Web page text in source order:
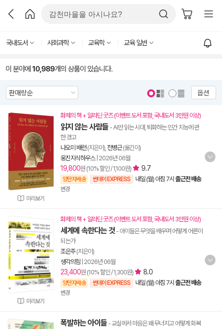
국내도서 사회과학 교육학 교육 일반
이 분야에 10,989개의 상품이 있습니다.
옵션
미리보기
화제의 책 + 알라딘 굿즈 (이벤트 도서 포함, 국내도서 3만원 이상)
읽지 않는 사람들 - AI만 읽는 시대, 퇴화하는 인간 지능에 관
한 경고
나오미 배런(지은이), 전병근(옮긴이)
웅진지식하우스| 2026년 06월
19,800원 (10% 할인 / 1,100원) 9.7
양탄자배송 썬데이 EXPRESS 내일 (월) 아침 7시 출근전 배송
변경
미리보기
화제의 책 + 알라딘 굿즈 (이벤트 도서 포함, 국내도서 3만원 이상)
세계에 속한다는 것 - 아이들은 무엇을 배우며 어떻게 어른이
되는가
조은주(지은이)
생각의힘 2026년 06월
23,400원 (10% 할인 / 1,300원) 8.0
양탄자배송 썬데이 EXPRESS 내일 (월) 아침 7시 출근전 배송
변경
폭발하는 아이들 - 교실에서 마음은 왜 무너지고 어떻게 회복